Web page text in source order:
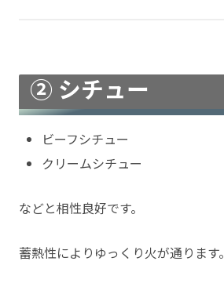
② シチュー
ビーフシチュー
クリームシチュー
などと相性良好です。
蓄熱性によりゆっくり火が通ります。